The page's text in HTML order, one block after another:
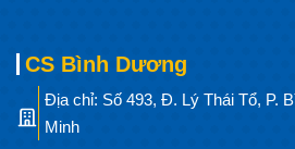
CS Bình Dương
Địa chỉ: Số 493, Đ. Lý Thái Tổ, P.
Minh